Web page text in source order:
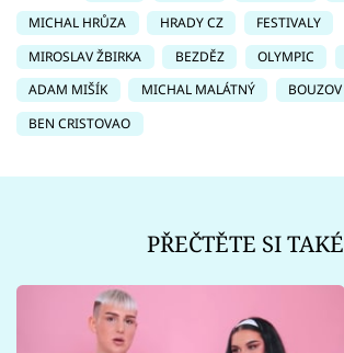
MICHAL HRŮZA
HRADY CZ
FESTIVALY
MIROSLAV ŽBIRKA
BEZDĚZ OLYMPIC
ADAM MIŠÍK
MICHAL MALÁTNÝ BOUZOV
BEN CRISTOVAO
PŘEČTĚTE SI TAKÉ